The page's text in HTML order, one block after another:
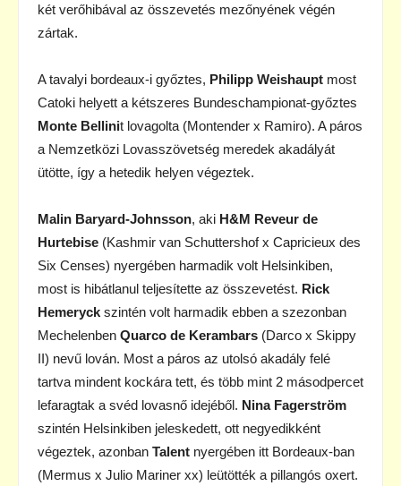
két verőhibával az összevetés mezőnyének végén
zártak.
A tavalyi bordeaux-i győztes, Philipp Weishaupt most
Catoki helyett a kétszeres Bundeschampionat-győztes
Monte Bellinit lovagolta (Montender x Ramiro). A páros
a Nemzetközi Lovasszövetség meredek akadályát
ütötte, így a hetedik helyen végeztek.
Malin Baryard-Johnsson, aki H&M Reveur de
Hurtebise (Kashmir van Schuttershof x Capricieux des
Six Censes) nyergében harmadik volt Helsinkiben,
most is hibátlanul teljesítette az összevetést. Rick
Hemeryck szintén volt harmadik ebben a szezonban
Mechelenben Quarco de Kerambars (Darco x Skippy
II) nevű lován. Most a páros az utolsó akadály felé
tartva mindent kockára tett, és több mint 2 másodpercet
lefaragtak a svéd lovasnő idejéből. Nina Fagerström
szintén Helsinkiben jeleskedett, ott negyedikként
végeztek, azonban Talent nyergében itt Bordeaux-ban
(Mermus x Julio Mariner xx) leütötték a pillangós oxert.